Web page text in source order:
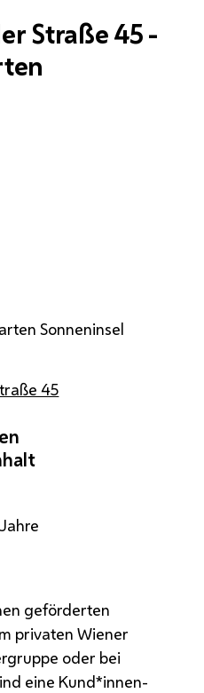
Straße 45 -
Sonneninsel
45
geförderten
privaten Wiener
oder bei
eine Kund*innen-